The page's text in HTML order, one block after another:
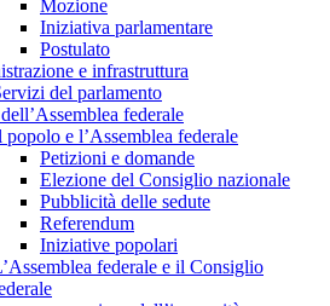
Mozione
Iniziativa parlamentare
Postulato
e infrastruttura
del parlamento
federale
popolo e l’Assemblea federale
Petizioni e domande
Elezione del Consiglio nazionale
Pubblicità delle sedute
Referendum
Iniziative popolari
federale e il Consiglio